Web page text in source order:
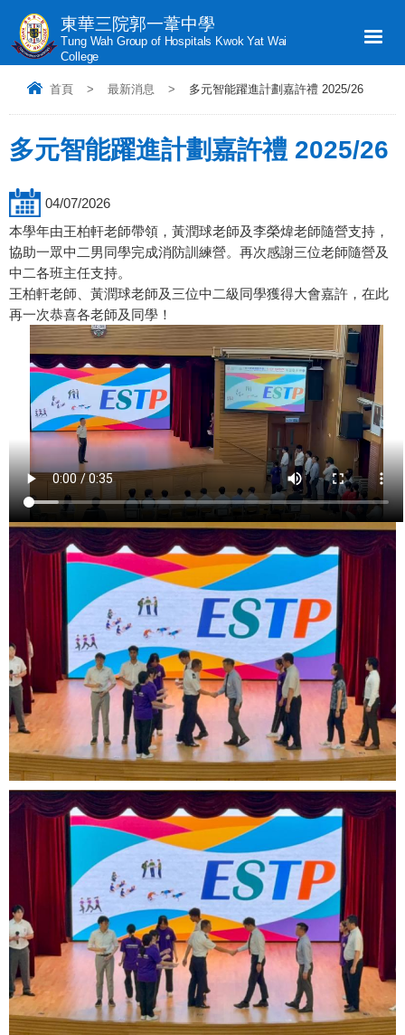
東華三院郭一葦中學
Tung Wah Group of Hospitals Kwok Yat Wai
College
首頁 > 最新消息 > 多元智能躍進計劃嘉許禮 2025/26
多元智能躍進計劃嘉許禮 2025/26
04/07/2026
本學年由王柏軒老師帶領，黃潤球老師及李榮煒老師隨營支持，
協助一眾中二男同學完成消防訓練營。再次感謝三位老師隨營及
中二各班主任支持。
王柏軒老師、黃潤球老師及三位中二級同學獲得大會嘉許，在此
再一次恭喜各老師及同學！